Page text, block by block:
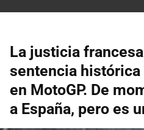
La justicia
sentencia
en MotoGP. De
a España, pero es